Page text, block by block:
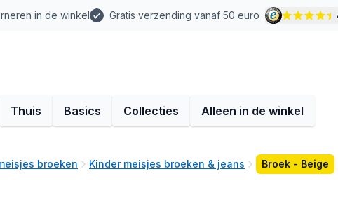
in de winkel Gratis verzending vanaf 50 euro
Thuis Basics Collecties Alleen in de winkel
broeken Kinder meisjes broeken & jeans Broek - Beige